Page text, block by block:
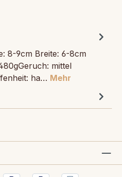
8-9cm Breite: 6-8cm
mittel
ha… Mehr